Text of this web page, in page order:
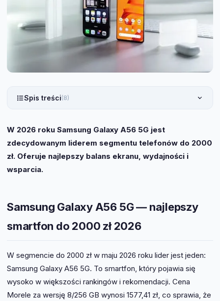
Spis treści(8)
W 2026 roku Samsung Galaxy A56 5G jest
zdecydowanym liderem segmentu telefonów do 2000
zł. Oferuje najlepszy balans ekranu, wydajności i
wsparcia.
Samsung Galaxy A56 5G — najlepszy
smartfon do 2000 zł 2026
W segmencie do 2000 zł w maju 2026 roku lider jest jeden:
Samsung Galaxy A56 5G. To smartfon, który pojawia się
wysoko w większości rankingów i rekomendacji. Cena
Morele za wersję 8/256 GB wynosi 1577,41 zł, co sprawia, że